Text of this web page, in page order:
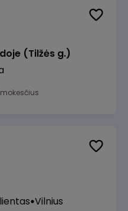
(Tilžės g.)
mokesčius
Vilnius